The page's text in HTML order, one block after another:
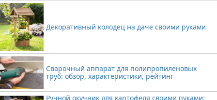
Декоративный колодец на даче своими руками
Сварочный аппарат для полипропиленовых
труб: обзор, характеристики, рейтинг
Ручной окучник для картофеля своими руками: